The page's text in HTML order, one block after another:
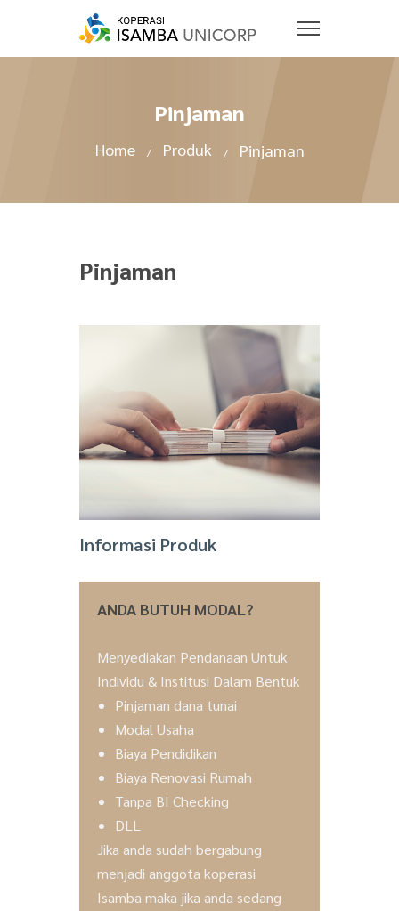
Pinjaman
Home Produk Pinjaman
Pinjaman
Informasi Produk
ANDA BUTUH MODAL?
Menyediakan Pendanaan Untuk
Individu & Institusi Dalam Bentuk
Pinjaman dana tunai
Modal Usaha
Biaya Pendidikan
Biaya Renovasi Rumah
Tanpa BI Checking
DLL
Jika anda sudah bergabung
menjadi anggota koperasi
Isamba maka jika anda sedang